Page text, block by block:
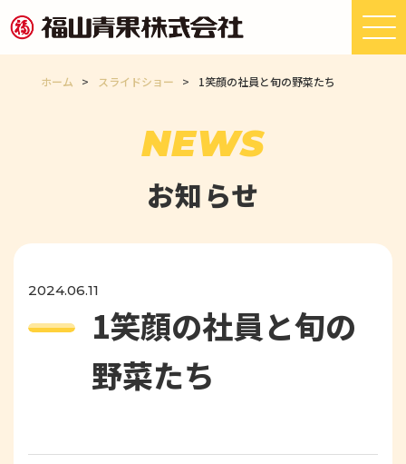
ホーム > スライドショー > 1笑顔の社員と旬の野菜たち
NEWS
お知らせ
2024.06.11
1笑顔の社員と旬の
野菜たち